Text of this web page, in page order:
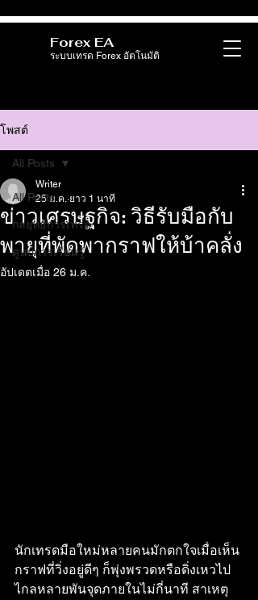
Forex EA
ระบบเทรด Forex อัตโนมัติ
โพสต์
All Posts
กลยุทธ์การเทรด
ศูนย์การเรียนรู้
All Posts
ข่าวเศรษฐกิจ: วิธีรับมือกับ
พายุที่พัดพากราฟให้บ้าคลั่ง
Writer
25 ม.ค. ยาว 1 นาที
อัปเดตเมื่อ 26 ม.ค.
นักเทรดมือใหม่หลายคนมักตกใจเมื่อเห็น
กราฟที่วิ่งอยู่ดีๆ ก็พุ่งพรวดหรือดิ่งเหวไป
ไกลหลายพันจุดภายในไม่กี่นาที สาเหตุ